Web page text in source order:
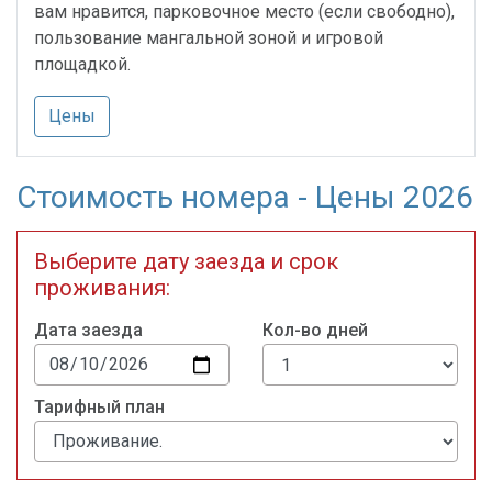
вам нравится, парковочное место (если свободно),
пользование мангальной зоной и игровой
площадкой.
Цены
Стоимость номера - Цены 2026
Выберите дату заезда и срок
проживания:
Дата заезда Кол-во дней
Тарифный план